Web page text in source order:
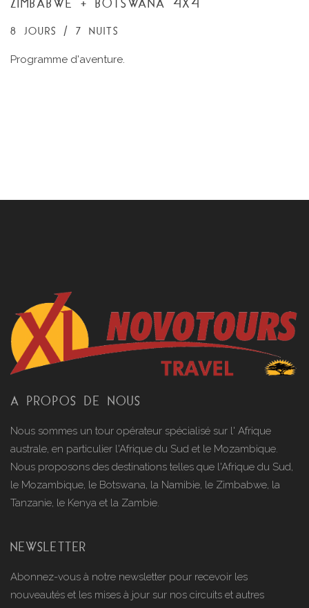
8 JOURS / 7 NUITS
Programme d'aventure.
A PROPOS DE NOUS
Nous sommes un tour opérateur spécialisé sur l' Afrique
australe, en particulier l'Afrique du Sud et le Mozambique.
Nous proposons des destinations telles que l'Afrique du Sud,
le Mozambique, le Botswana, la Namibie, le Zimbabwe, la
Tanzanie, le Kenya et la Zambie.
NEWSLETTER
Abonnez-vous à notre newsletter pour recevoir les
nouveautés et les mises à jour sur nos circuits et autres